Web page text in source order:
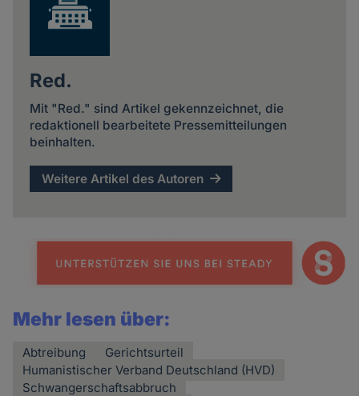
Red.
Mit "Red." sind Artikel gekennzeichnet, die
redaktionell bearbeitete Pressemitteilungen
beinhalten.
Weitere Artikel des Autoren
Mehr lesen über:
Abtreibung
Gerichtsurteil
Humanistischer Verband Deutschland (HVD)
Schwangerschaftsabbruch